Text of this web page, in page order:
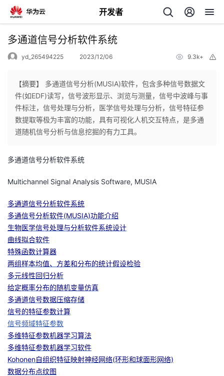
开发者
返
个
发
者
我
的
博
客
我
的
论
坛
我
的
圈
我
的
我
多通道信号分析软件系统
yd_265494225 2023/12/06 9.3k+
【摘要】 多通道信号分析(MUSIA)软件，包含多种信号数据文
件(如EDF)读写，信号波形显示、浏览与测量，信号中波峰与事
件标注，信号处理与分析，医学信号处理与分析，信号特征参
数提取等极为丰富的功能，具有可视化人机交互特点，是多通
道随机信号分析与信息挖掘的有力工具。
多通道信号分析软件系统
Multichannel Signal Analysis Software, MUSIA
多通道信号分析软件系统
多通信号分析软件(MUSIA)功能介绍
生物医学信号处理与分析软件系统设计
曲线拟合软件
特殊函数计算器
两组样本均值、方差和分布的统计假设检验
多元线性回归分析
给定概率分布的随机变量仿真
多通道信号数据压缩存储
信号的特征参数计算
信号频域特征参数
多维特征参数机器学习算法
多维特征参数机器学习软件
Kohonen自组织特征映射神经网络(环形和球面形网络)
数据分布点纹图